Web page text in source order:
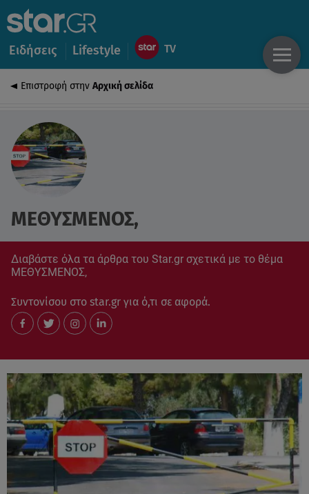
Ειδήσεις Lifestyle
Επιστροφή στην Αρχική σελίδα
ΜΕΘΥΣΜΕΝΟΣ,
Διαβάστε όλα τα άρθρα του Star.gr σχετικά με το θέμα
ΜΕΘΥΣΜΕΝΟΣ,
Συντονίσου στο star.gr για ό,τι σε αφορά.